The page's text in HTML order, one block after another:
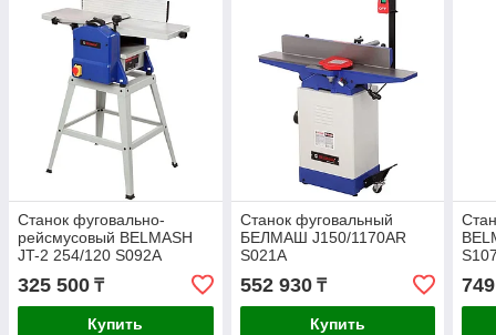
Станок фуговально-
рейсмусовый BELMASH
JT-2 254/120 S092A
325 500 ₸
Купить
Станок фуговальный
БЕЛМАШ J150/1170AR
S021A
552 930₸
Купить